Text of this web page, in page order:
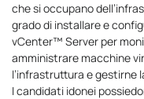
che si occupano
grado di installare e
vCenter™ Server per
amministrare macchine
l’infrastruttura e gestirne
I candidati idonei